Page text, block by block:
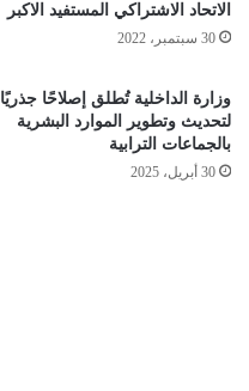
الاتحاد الاشتراكي المستفيد الاكبر
30 سبتمبر، 2022
وزارة الداخلية تُطلق إصلاحًا جذريًا
لتحديث وتطوير الموارد البشرية
بالجماعات الترابية
30 أبريل، 2025